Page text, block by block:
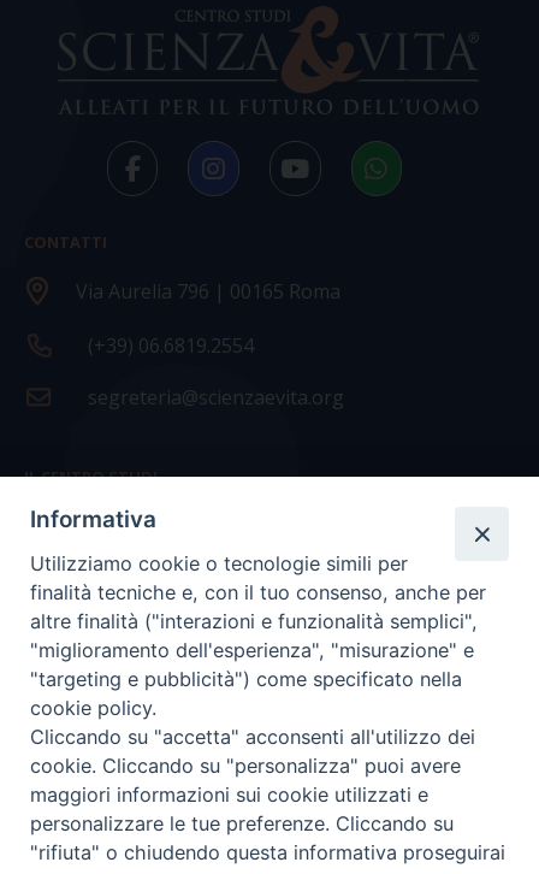
CONTATTI
Via Aurelia 796 | 00165 Roma
(+39) 06.6819.2554
segreteria@scienzaevita.org
IL CENTRO STUDI
La nostra storia
Statuto
Presidenza e ufficio presidenza
Consiglio scientifico
Coordinamento nazionale
COPYRIGHT Scienza & Vita - C.F96600690588- Tutti i
Informativa
Utilizziamo cookie o tecnologie simili per
finalità tecniche e, con il tuo consenso, anche per
altre finalità ("interazioni e funzionalità semplici",
"miglioramento dell'esperienza", "misurazione" e
"targeting e pubblicità") come specificato nella
cookie policy.
Cliccando su "accetta" acconsenti all'utilizzo dei
cookie. Cliccando su "personalizza" puoi avere
maggiori informazioni sui cookie utilizzati e
personalizzare le tue preferenze. Cliccando su
"rifiuta" o chiudendo questa informativa proseguirai